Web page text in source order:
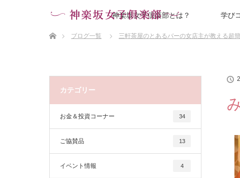
神楽坂女子倶楽部とは？ 学び
ブログ一覧
三軒茶屋のとあるバーの女店主が教える超
カテゴリー
お金＆投資コーナー 34
ご協賛品 13
イベント情報 4